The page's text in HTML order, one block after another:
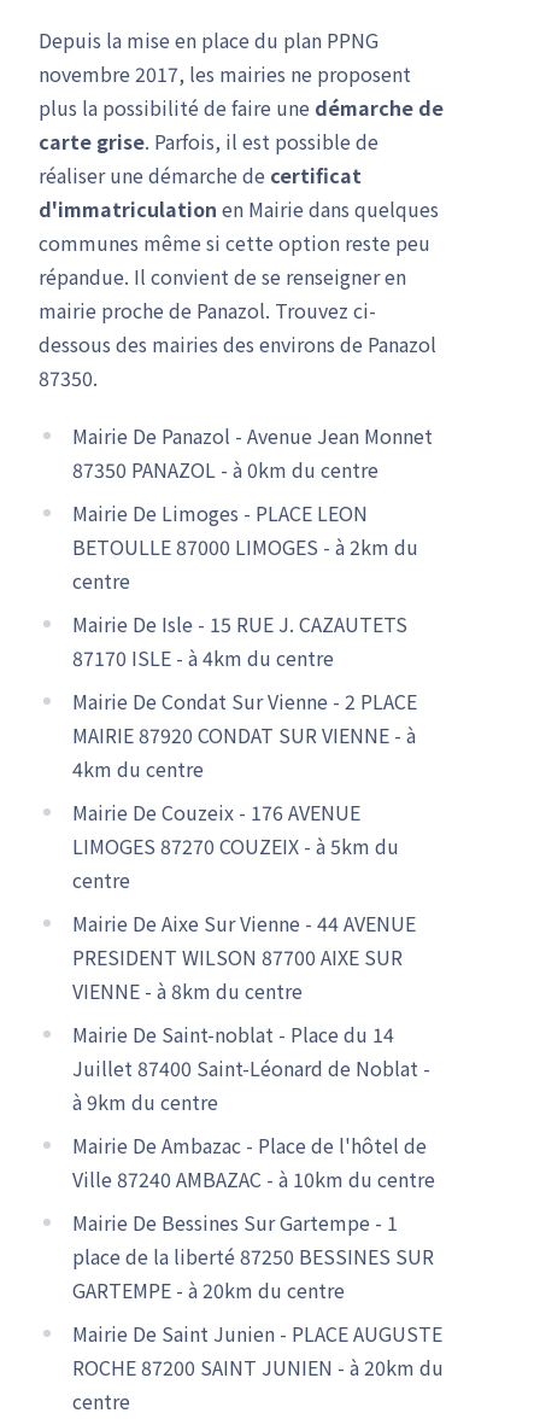
Depuis la mise en place du plan PPNG
novembre 2017, les mairies ne proposent
plus la possibilité de faire une démarche de
carte grise. Parfois, il est possible de
réaliser une démarche de certificat
d'immatriculation en Mairie dans quelques
communes même si cette option reste peu
répandue. Il convient de se renseigner en
mairie proche de Panazol. Trouvez ci-
dessous des mairies des environs de Panazol
87350.
Mairie De Panazol - Avenue Jean Monnet
87350 PANAZOL - à 0km du centre
Mairie De Limoges - PLACE LEON
BETOULLE 87000 LIMOGES - à 2km du
centre
Mairie De Isle - 15 RUE J. CAZAUTETS
87170 ISLE - à 4km du centre
Mairie De Condat Sur Vienne - 2 PLACE
MAIRIE 87920 CONDAT SUR VIENNE - à
4km du centre
Mairie De Couzeix - 176 AVENUE
LIMOGES 87270 COUZEIX - à 5km du
centre
Mairie De Aixe Sur Vienne - 44 AVENUE
PRESIDENT WILSON 87700 AIXE SUR
VIENNE - à 8km du centre
Mairie De Saint-noblat - Place du 14
Juillet 87400 Saint-Léonard de Noblat -
à 9km du centre
Mairie De Ambazac - Place de l'hôtel de
Ville 87240 AMBAZAC - à 10km du centre
Mairie De Bessines Sur Gartempe - 1
place de la liberté 87250 BESSINES SUR
GARTEMPE - à 20km du centre
Mairie De Saint Junien - PLACE AUGUSTE
ROCHE 87200 SAINT JUNIEN - à 20km du
centre